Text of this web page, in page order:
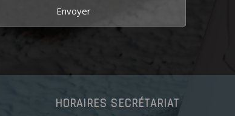
HORAIRES SECRÉTARIAT